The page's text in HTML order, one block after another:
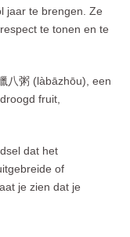
jaar te brengen. Ze
te tonen en te
八粥 (làbāzhōu), een
fruit,
dat het
of
je zien dat je